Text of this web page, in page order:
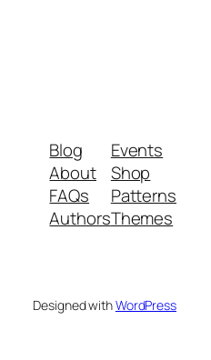
Blog
About
FAQs
Authors
Events
Shop
Patterns
Themes
Designed withWordPress